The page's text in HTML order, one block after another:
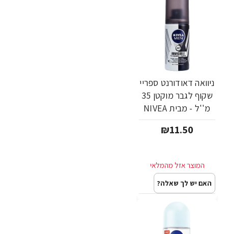
ניוואה דאודורנט ספריי
שקוף לגבר מוקטן 35
מ''ל - מבית NIVEA
₪11.50
האם יש לך שאלה?